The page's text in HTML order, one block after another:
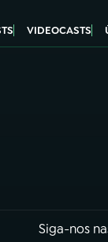
VIDEOCASTS
Siga-nos